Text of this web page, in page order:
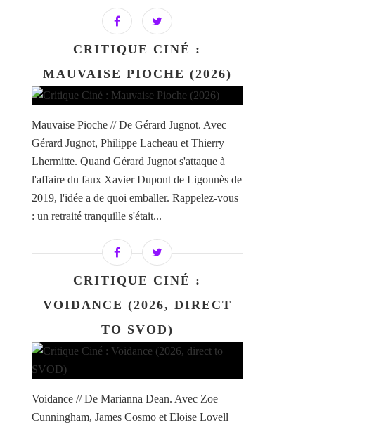
CRITIQUE CINÉ :
MAUVAISE PIOCHE (2026)
Mauvaise Pioche // De Gérard Jugnot. Avec
Gérard Jugnot, Philippe Lacheau et Thierry
Lhermitte. Quand Gérard Jugnot s'attaque à
l'affaire du faux Xavier Dupont de Ligonnès de
2019, l'idée a de quoi emballer. Rappelez-vous
: un retraité tranquille s'était...
CRITIQUE CINÉ :
VOIDANCE (2026, DIRECT
TO SVOD)
Voidance // De Marianna Dean. Avec Zoe
Cunningham, James Cosmo et Eloise Lovell